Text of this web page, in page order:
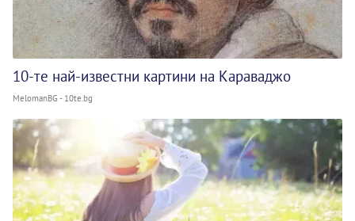
10-те най-известни картини на Караваджо
MelomanBG - 10te.bg